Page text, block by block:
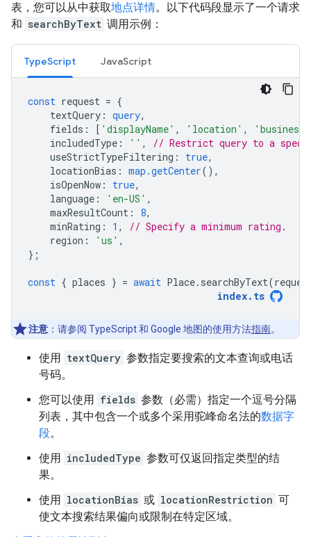
表，您可以从中获取地点详情。以下代码段显示了一个请求
和 searchByText 调用示例：
TypeScript JavaScript
const request = {
textQuery : query,
fields : [ 'displayName' , 'location' ,
includedType : '' ,
// Restrict query to a
useStrictTypeFiltering : true,
locationBias : map.getCenter(),
isOpenNow : true,
language : 'en-US' ,
maxResultCount : 8,
minRating : 1 ,
// Specify a minimum rating.
region : 'us' ,
};
const { places } = await Place. searchByText(
index. ts
注意 ：请参阅 TypeScript 和 Google 地图的使用方法指南。
使用 textQuery 参数指定要搜索的文本查询或电话
号码。
您可以使用 fields 参数（必需）指定一个逗号分隔
列表，其中包含一个或多个采用驼峰命名法的数据字
段。
使用 includedType 参数可仅返回指定类型的结
果。
使用 locationBias 或 locationRestriction 可
使文本搜索结果偏向或限制在特定区域。